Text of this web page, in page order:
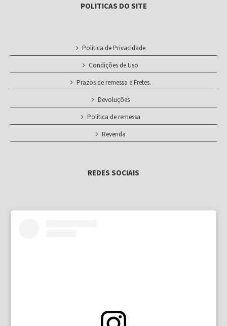
POLITICAS DO SITE
Politica de Privacidade
Condições de Uso
Prazos de remessa e Fretes.
Devoluções
Política de remessa
Revenda
REDES SOCIAIS